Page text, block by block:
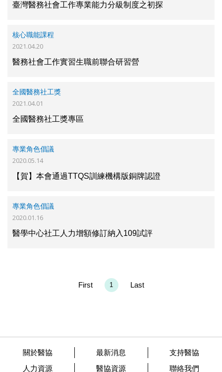
臺灣醫務社會工作專業能力分級制度之初探
核心職能課程
醫務社會工作實習生職前聯合研習營
2021.04.20
全國醫務社工獎
全國醫務社工獎專區
2021.04.01
專業角色倡議
【賀】本會通過TTQS訓練機構版銅牌認證
2020.05.14
專業角色倡議
醫學中心社工人力增額修訂納入109試評
2020.01.16
First 1 Last
關於醫協 最新消息
支持醫協
人力資源
醫協資源 聯絡我們